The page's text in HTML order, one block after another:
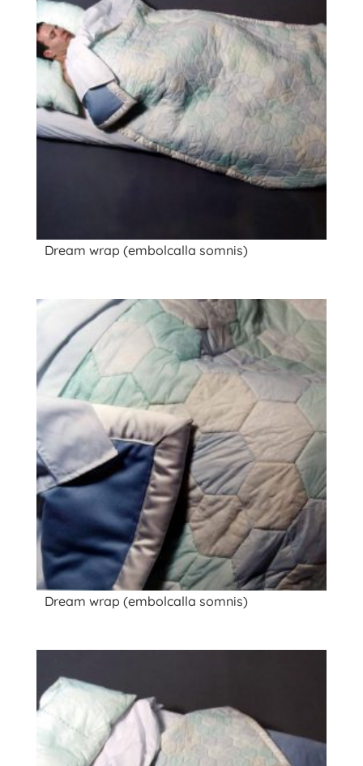
Dream wrap (embolcalla somnis)
Dream wrap (embolcalla somnis)